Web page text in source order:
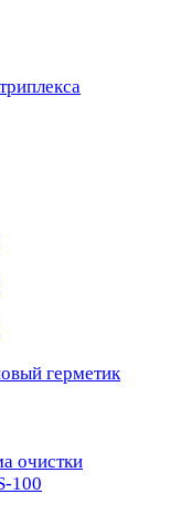
герметик
очистки
100